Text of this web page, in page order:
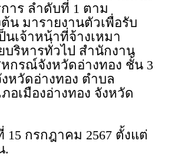
าร ลำดับที่ 1 ตาม
น มารายงานตัวเพื่อรับ
นเจ้าหน้าที่จ้างเหมา
บริหารทั่วไป สำนักงาน
กรณ์จังหวัดอ่างทอง ชั้น 3
หวัดอ่างทอง ตำบล
อเมืองอ่างทอง จังหวัด
15 กรกฎาคม 2567 ตั้งแต่
.